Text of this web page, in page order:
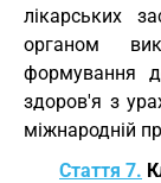
лікарських
органом
формування
здоров'я з
міжнародній
Стаття 7.